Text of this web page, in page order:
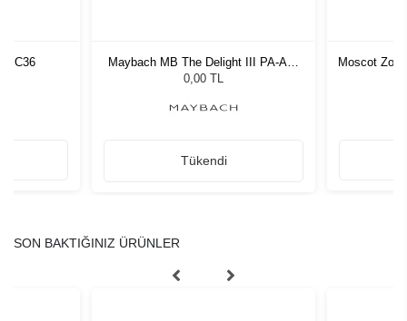
C36
Maybach MB The Delight III PA-AB-
Z25 51/22
0,00 TL
Tükendi
Moscot
SON BAKTIĞINIZ ÜRÜNLER